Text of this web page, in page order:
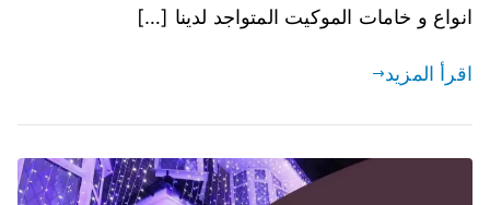
انواع و خامات الموكيت المتواجد لدينا […]
اقرأ المزيد